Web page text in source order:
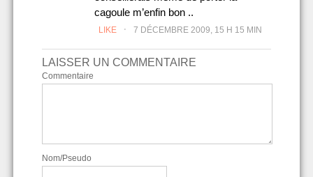
cagoule m’enfin bon ..
LIKE . 7 DÉCEMBRE 2009, 15 H 15 MIN
LAISSER UN COMMENTAIRE
Commentaire
Nom/Pseudo